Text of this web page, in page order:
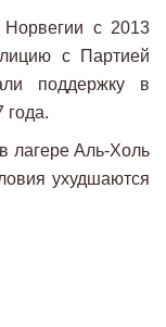
с 2013
с Партией
поддержку в
года.
лагере Аль-Холь
ухудшаются